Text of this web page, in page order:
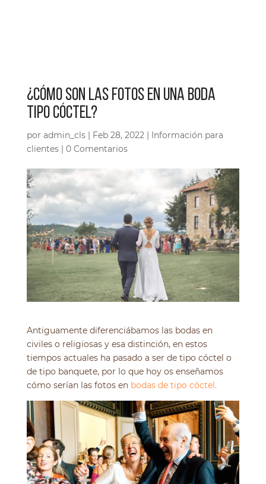
¿CÓMO SON LAS FOTOS EN UNA BODA
TIPO CÓCTEL?
por admin_cls| Feb 28, 2022| Información para
clientes| 0 Comentarios
Antiguamente diferenciábamos las bodas en
civiles o religiosas y esa distinción, en estos
tiempos actuales ha pasado a ser de tipo cóctel o
de tipo banquete, por lo que hoy os enseñamos
cómo serían las fotos en bodas de tipo cóctel.